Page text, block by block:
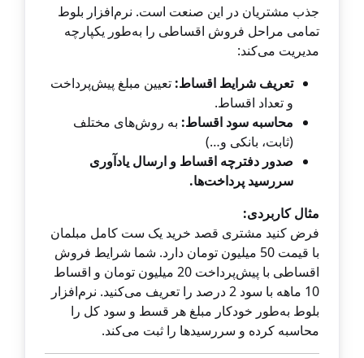
جذب مشتریان در این صنعت است. نرم‌افزار بلوط
تمامی مراحل فروش اقساطی را به‌طور یکپارچه
مدیریت می‌کند:
تعریف شرایط اقساط: تعیین مبلغ پیش‌پرداخت
و تعداد اقساط.
محاسبه سود اقساط: به روش‌های مختلف
(ثابت، بانکی و…)
صدور دفترچه اقساط و ارسال یادآوری
سررسید پرداخت‌ها.
مثال کاربردی:
فرض کنید مشتری قصد خرید یک ست کامل مبلمان
با قیمت 50 میلیون تومان دارد. شما شرایط فروش
اقساطی با پیش‌پرداخت 20 میلیون تومان و اقساط
10 ماهه با سود 2 درصد را تعریف می‌کنید. نرم‌افزار
بلوط به‌طور خودکار مبلغ هر قسط و سود کل را
محاسبه کرده و سررسیدها را ثبت می‌کند.